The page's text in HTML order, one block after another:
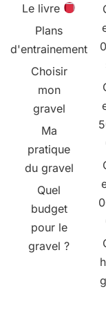
Le livre
Plans
d'entrainement
Choisir
mon
gravel
Ma
pratique
du gravel
Quel
budget
pour le
gravel ?